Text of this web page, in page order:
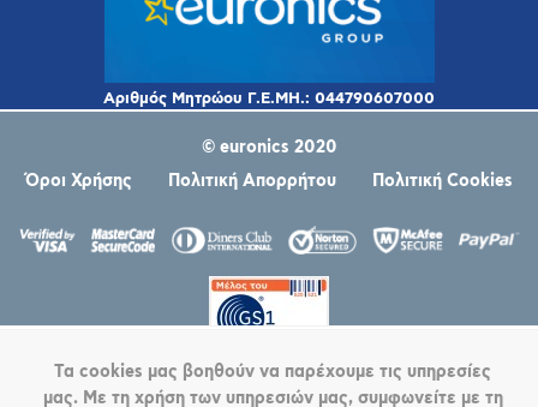
© euronics 2020
Όροι Χρήσης
Πολιτική Απορρήτου Πολιτική Cookies
Powered by nopCommerce
Τα cookies μας βοηθούν να παρέχουμε τις υπηρεσίες
μας. Με τη χρήση των υπηρεσιών μας, συμφωνείτε με τη